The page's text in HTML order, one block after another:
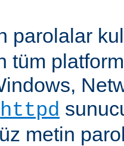
parolalar
tüm
httpd
metin